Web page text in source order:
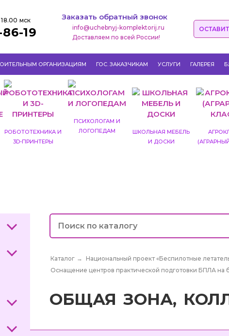
мск
19
Заказать обратный звонок
info@uchebnyj-komplektorij.ru
Доставляем по всей России!
ОРГАНИЗАЦИЯМ ГОС. ЗАКАЗЧИКАМ УСЛУГИ ГАЛЕРЕЯ
РОБОТОТЕХНИКА И
3D-ПРИНТЕРЫ
ПСИХОЛОГАМ И
ЛОГОПЕДАМ
ШКОЛЬНАЯ МЕБЕЛЬ
И ДОСКИ
Каталог → Национальный проект «Беспилотные
Оснащение центров практической подготовки БПЛА на
ОБЩАЯ ЗОНА,